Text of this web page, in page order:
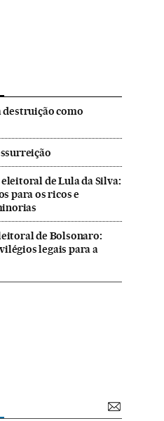
destruição como
de Lula da Silva:
para os ricos e
de Bolsonaro:
legais para a